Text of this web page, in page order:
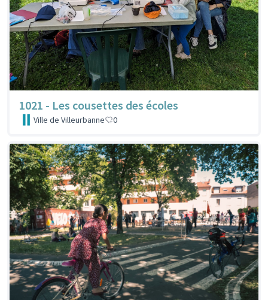
1021 - Les cousettes des écoles
Ville de Villeurbanne 0